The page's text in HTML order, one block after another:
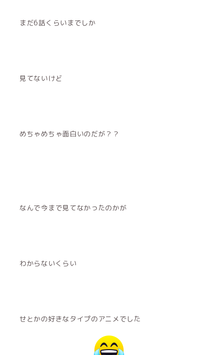
まだ6話くらいまでしか
見てないけど
めちゃめちゃ面白いのだが？？
なんで今まで見てなかったのかが
わからないくらい
せとかの好きなタイプのアニメでした